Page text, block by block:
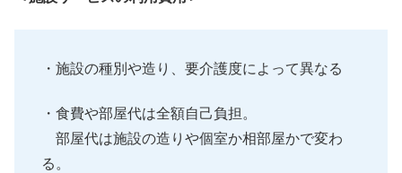
・施設の種別や造り、要介護度によって異なる
・食費や部屋代は全額自己負担。
部屋代は施設の造りや個室か相部屋かで変わ
る。